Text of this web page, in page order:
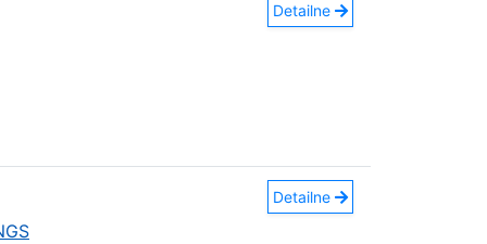
Detailne
Detailne